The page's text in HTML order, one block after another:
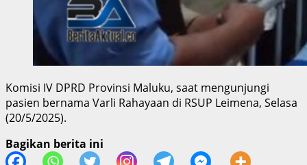
Komisi IV DPRD Provinsi Maluku, saat mengunjungi
pasien bernama Varli Rahayaan di RSUP Leimena, Selasa
(20/5/2025).
Bagikan berita ini